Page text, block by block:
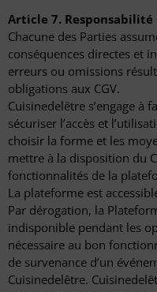
Article 7. Responsabilité
Chacune des Parties
conséquences directes et
erreurs ou omissions
obligations aux CGV.
Cuisinedelêtre s’engage à
sécuriser l’accès et
choisir la forme et les
mettre à la disposition du
fonctionnalités de la
La plateforme est
Par dérogation, la
indisponible pendant les
nécessaire au bon
de survenance d’un
Cuisinedelêtre.